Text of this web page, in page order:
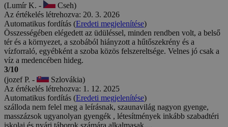
(Lumír K. -
Cseh)
Az értékelés létrehozva: 20. 3. 2026
Automatikus fordítás (Eredeti megjelenítése)
Összességében elégedett az üdüléssel, minden rendben volt, a belső
tér és a környezet, a szobából hiányzott a hűtőszekrény és a
vízforraló, egyébként a szoba közös felszereltsége. Velnes jó csak a
víz a medencében hideg.
3/10
(jozef P. -
Szlovákia)
Az értékelés létrehozva: 1. 12. 2025
Automatikus fordítás (Eredeti megjelenítése)
szálloda nem felel meg a leírásnak, szaunavilág nagyon gyenge,
masszázsok ugyanolyan gyengék , létesítmények inkább szabadtéri
iskolai és nyári táborok számára alkalmasak....